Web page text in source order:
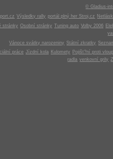
© Gladius-
Výsledky rally portál plný her Stroj.cz
stránky Osobní stránky Tuning auto Volby 2006
Vánoce svátky narozeniny Státní zkratky
práce Jízdní kola Kulomety
Pojišt?ní proti
radla venkovní grily